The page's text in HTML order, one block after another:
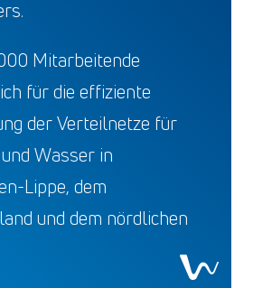
Mitarbeitende
für die effiziente
der Verteilnetze für
Wasser in
Lippe, dem
und dem nördlichen